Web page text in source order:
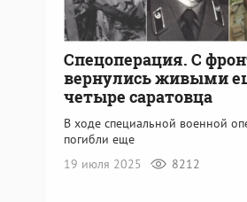
Спецоперация. С
вернулись живыми
четыре саратовца
В ходе специальной военной
погибли еще
19 июля 2025
8212